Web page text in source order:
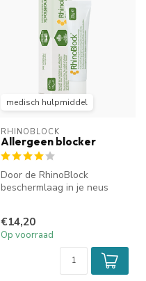
medisch hulpmiddel
RHINOBLOCK
Allergeen blocker
Door de RhinoBlock
beschermlaag in je neus
€14,20
Op voorraad